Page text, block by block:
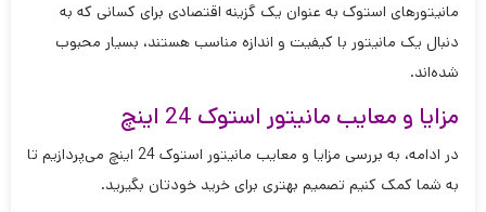
مانیتورهای استوک به عنوان یک گزینه اقتصادی برای کسانی که به
دنبال یک مانیتور با کیفیت و اندازه مناسب هستند، بسیار محبوب
شده‌اند.
مزایا و معایب مانیتور استوک 24 اینچ
در ادامه، به بررسی مزایا و معایب مانیتور استوک 24 اینچ می‌پردازیم تا
به شما کمک کنیم تصمیم بهتری برای خرید خودتان بگیرید.